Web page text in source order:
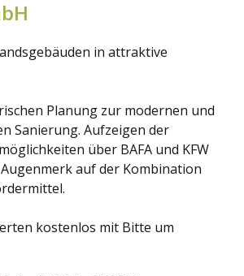
in attraktive
Planung zur modernen und
Sanierung. Aufzeigen der
über BAFA und KFW
auf der Kombination
kostenlos mit Bitte um